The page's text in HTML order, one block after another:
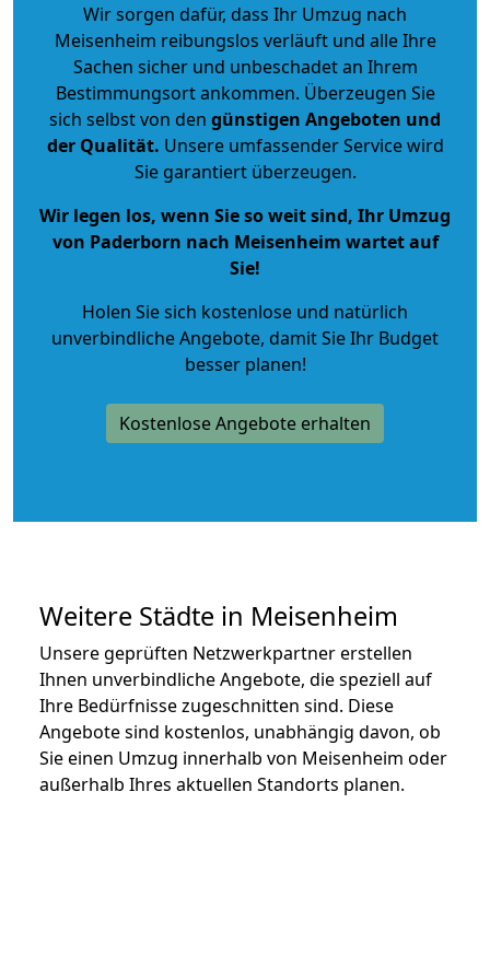
Wir sorgen dafür, dass Ihr Umzug nach
Meisenheim reibungslos verläuft und alle Ihre
Sachen sicher und unbeschadet an Ihrem
Bestimmungsort ankommen. Überzeugen Sie
sich selbst von den günstigen Angeboten und
der Qualität. Unsere umfassender Service wird
Sie garantiert überzeugen.
Wir legen los, wenn Sie so weit sind, Ihr Umzug
von Paderborn nach Meisenheim wartet auf
Sie!
Holen Sie sich kostenlose und natürlich
unverbindliche Angebote, damit Sie Ihr Budget
besser planen!
Kostenlose Angebote erhalten
Weitere Städte in Meisenheim
Unsere geprüften Netzwerkpartner erstellen
Ihnen unverbindliche Angebote, die speziell auf
Ihre Bedürfnisse zugeschnitten sind. Diese
Angebote sind kostenlos, unabhängig davon, ob
Sie einen Umzug innerhalb von Meisenheim oder
außerhalb Ihres aktuellen Standorts planen.